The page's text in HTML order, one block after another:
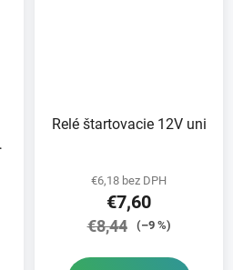
Relé štartovacie 12V uni
€6,18 bez DPH
€7,60
€8,44 (–9 %)